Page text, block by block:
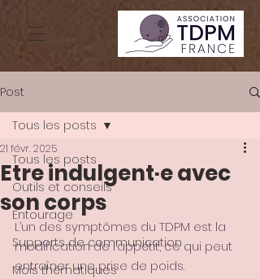
Post
Tous les posts
Outils et conseils
Entourage
Supports de communication
Mois thématiques
Tous les posts
Etre indulgent·e avec
son corps
21 févr. 2025
L’un des symptômes du TDPM est la
modification de l’appétit, ce qui peut
entraîner une prise de poids.